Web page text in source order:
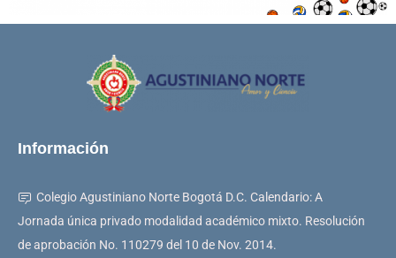
Información
Colegio Agustiniano Norte Bogotá D.C. Calendario: A
Jornada única privado modalidad académico mixto. Resolución
de aprobación No. 110279 del 10 de Nov. 2014.